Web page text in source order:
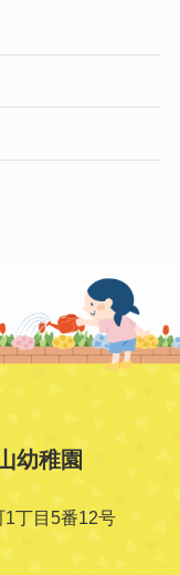
幼稚園
1丁目5番12号